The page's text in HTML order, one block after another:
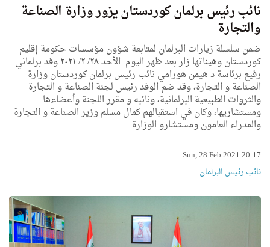
نائب رئيس برلمان كوردستان يزور وزارة الصناعة
والتجارة
ضمن سلسلة زيارات البرلمان لمتابعة شؤون مؤسسات حكومة إقليم
كوردستان وهيئاتها زار بعد ظهر اليوم الأحد ٢٨/ ٢/ ٢٠٢١ وفد برلماني
رفيع برئاسة د هيمن هورامي نائب رئيس برلمان كوردستان وزارة
الصناعة و التجارة، وقد ضم الوفد رئيس لجنة الصناعة و التجارة
والثروات الطبيعية البرلمانية، ونائبه و مقرر اللجنة وأعضاءها
ومستشاريها، وكان في استقبالهم كمال مسلم وزير الصناعة و التجارة
والمدراء العامون ومستشارو الوزارة
Sun, 28 Feb 2021 20:17
نائب رئیس البرلمان